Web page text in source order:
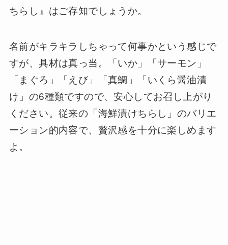
ちらし』はご存知でしょうか。
名前がキラキラしちゃって何事かという感じで
すが、具材は真っ当。「いか」「サーモン」
「まぐろ」「えび」「真鯛」「いくら醤油漬
け」の6種類ですので、安心してお召し上がり
ください。従来の「海鮮漬けちらし」のバリエ
ーション的内容で、贅沢感を十分に楽しめます
よ。